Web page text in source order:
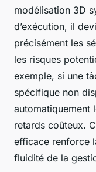
modélisation 3D
d’exécution, il
précisément les
les risques
exemple, si une
spécifique non
automatiquement
retards coûteux.
efficace renforce
fluidité de la